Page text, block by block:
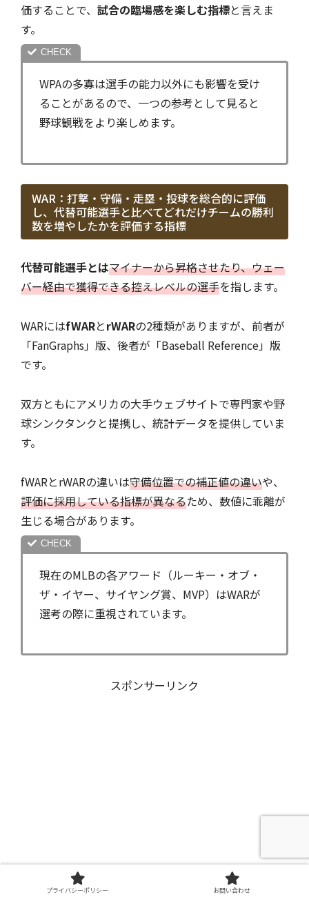
価することで、 試合の臨場感を楽しむ指標と言えま
す。
WPAの多寡は選手の能力以外にも影響を受け
ることがあるので、一つの参考として見ると
野球観戦をより楽しめます。
WAR：打撃・守備・走塁・投球を総合的に評価
し、代替可能選手と比べてどれだけチームの勝利
数を増やしたかを評価する指標
代替可能選手とはマイナーから昇格させたり、ウェー
バー経由で獲得できる控えレベルの選手を指します。
WARにはfWARとrWARの2種類がありますが、前者が
「FanGraphs」版、後者が「Baseball Reference」版
です。
双方ともにアメリカの大手ウェブサイトで専門家や野
球シンクタンクと提携し、統計データを提供していま
す。
fWARとrWARの違いは守備位置での補正値の違いや、
評価に採用している指標が異なるため、数値に乖離が
生じる場合があります。
現在のMLBの各アワード（ルーキー・オブ・
ザ・イヤー、サイヤング賞、MVP）はWARが
選考の際に重視されています。
スポンサーリンク
プライバシーポリシー お問い合わせ